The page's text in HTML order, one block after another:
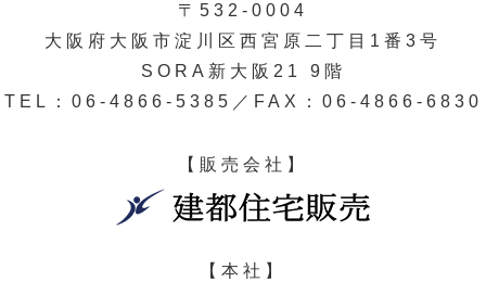
〒532-0004
大阪府大阪市淀川区西宮原二丁目1番3号
SORA新大阪21 9階
TEL：06-4866-5385／FAX：06-4866-6830
【販売会社】
【本社】